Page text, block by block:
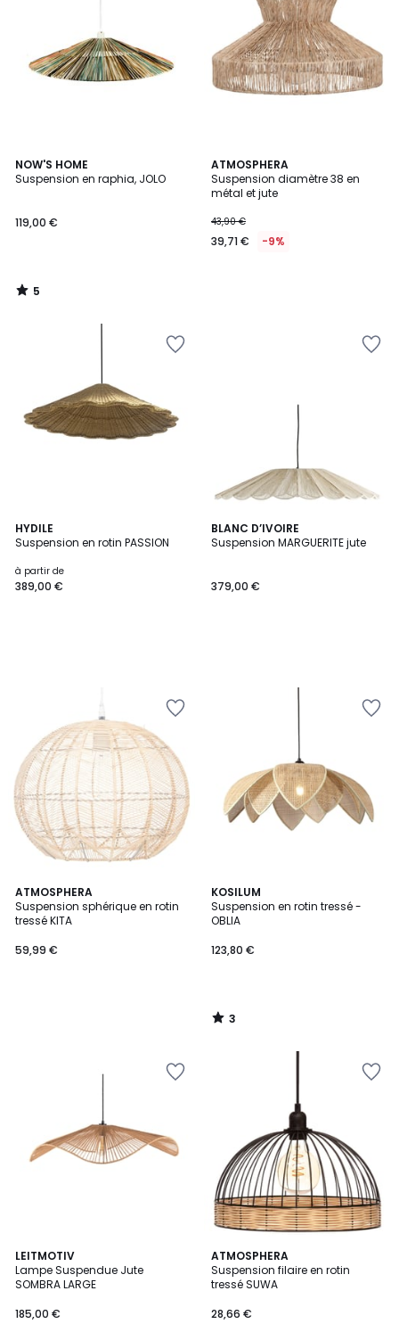
NOW'S HOME
Suspension en raphia, JOLO
119,00 €
5
/
5
/
ATMOSPHERA
Suspension diamètre 38 en
métal et jute
43,90 €
39,71 € -9%
HYDILE
Suspension en rotin PASSION
à partir de
389,00 €
BLANC D’IVOIRE
Suspension MARGUERITE jute
379,00 €
ATMOSPHERA
Suspension sphérique en rotin
tressé KITA
59,99 €
KOSILUM
Suspension en rotin tressé -
OBLIA
123,80 €
3
/
5
3
/
LEITMOTIV
Lampe Suspendue Jute
SOMBRA LARGE
185,00 €
ATMOSPHERA
Suspension filaire en rotin
tressé SUWA
28,66 €